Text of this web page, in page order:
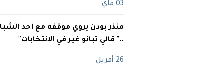
03 ماي
منذر بودن يروي موقفه مع أحد
.." قالي تبانو غير في الإنتخابات"
26 أفريل